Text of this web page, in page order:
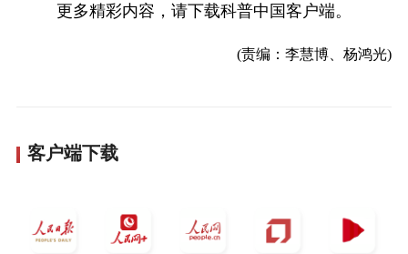
更多精彩内容，请下载科普中国客户端。
(责编：李慧博、杨鸿光)
客户端下载